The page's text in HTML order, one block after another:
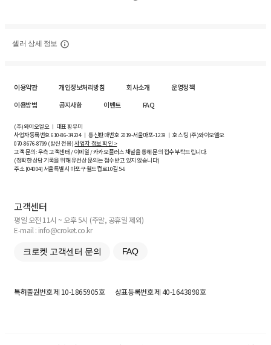
셀러 상세 정보
이용약관 개인정보처리방침 회사소개
운영정책
이용방법
공지사항 이벤트 FAQ
(주)와이오엘오 ㅣ 대표 황유미
사업자등록번호610-86-34204ㅣ 통신판매번호 2019-서울마포-1239 ㅣ 호스팅 (주)와이오엘오
070-8676-8799 (발신 전용)사업자 정보 확인 >
고객 문의: 우측 고객센터 / 이메일 / 카카오플러스 채널을 통해 문의 접수 부탁드립니다.
(정확한 상담 기록을 위해 유선상 문의는 접수받고 있지 않습니다)
주소 [04004] 서울특별시 마포구 월드컵로10길5-6
고객센터
평일 오전 11시 ~ 오후 5시 (주말, 공휴일 제외)
E-mail : info@croket.co.kr
크로켓 고객센터 문의 FAQ
특허출원번호제 10-1865905호 상표등록번호제 40-1643898호